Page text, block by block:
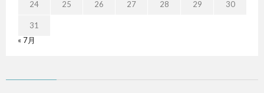
24 25 26 27 28 29 30
31
« 7月